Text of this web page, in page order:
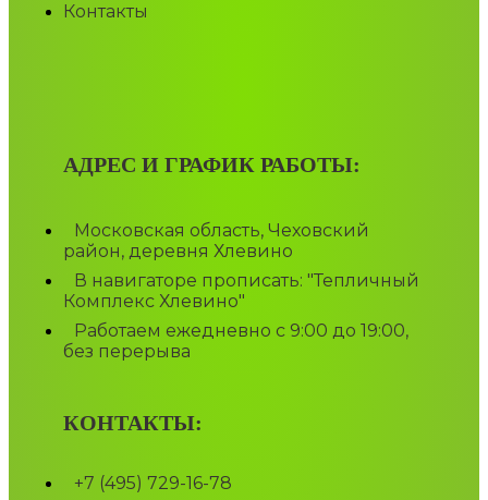
Контакты
АДРЕС И ГРАФИК РАБОТЫ:
Московская область, Чеховский
район, деревня Хлевино
В навигаторе прописать: "Тепличный
Комплекс Хлевино"
Работаем ежедневно с 9:00 до 19:00,
без перерыва
КОНТАКТЫ:
+7 (495) 729-16-78